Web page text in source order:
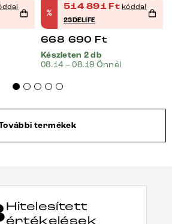
%
514 891Ft kóddal
23DELIFE
668 690 Ft
Készleten 2 db
08.14 – 08.19 Önnél
termékek
Hitelesített
értékelések